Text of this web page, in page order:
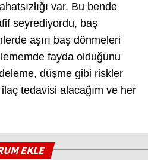
var. Bu bende
seyrediyordu, baş
aşırı baş dönmeleri
fayda olduğunu
düşme gibi riskler
tedavisi alacağım ve her
EKLE